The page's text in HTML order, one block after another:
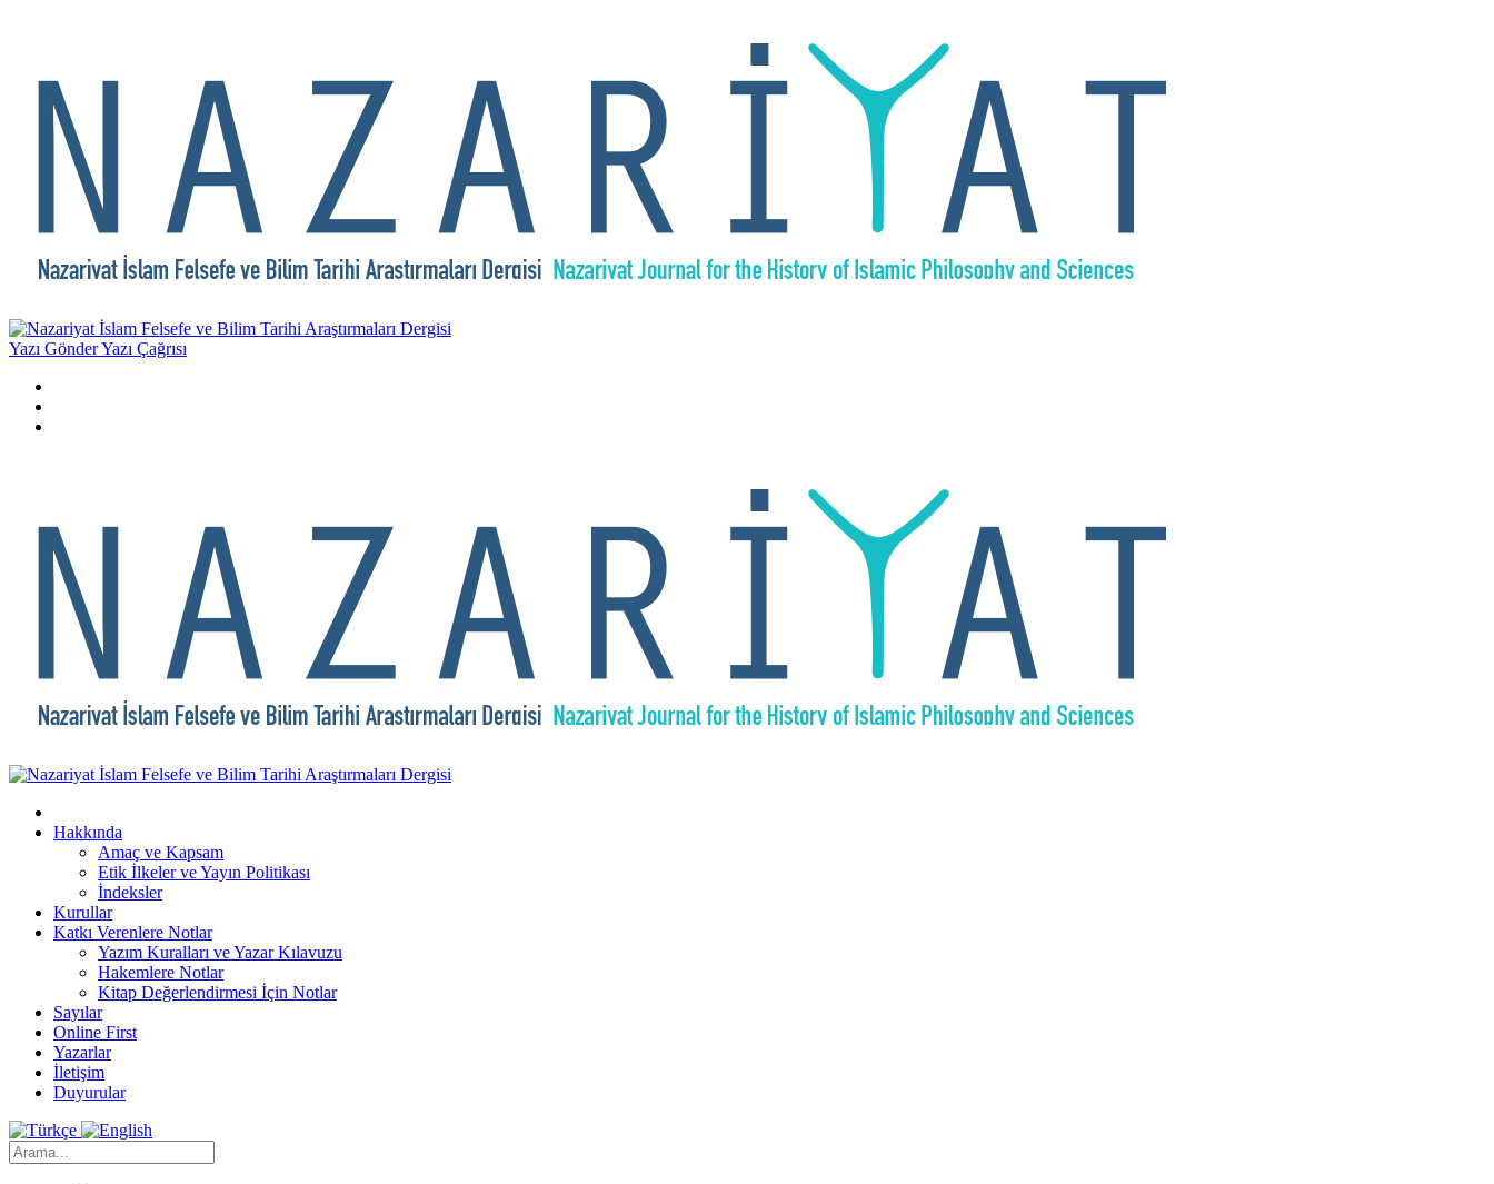
Yazı GönderYazı Çağrısı
Hakkında
Amaç ve Kapsam
Etik İlkeler ve Yayın Politikası
İndeksler
Kurullar
Katkı Verenlere Notlar
Yazım Kuralları ve Yazar Kılavuzu
Hakemlere Notlar
Kitap Değerlendirmesi İçin Notlar
Sayılar
Online First
Yazarlar
İletişim
Duyurular